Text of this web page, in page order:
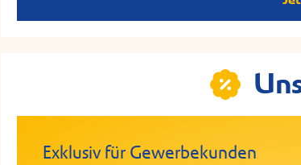
Exklusiv für Gewerbekunden
Crispy Chicken Baguette
Geflügelrolle